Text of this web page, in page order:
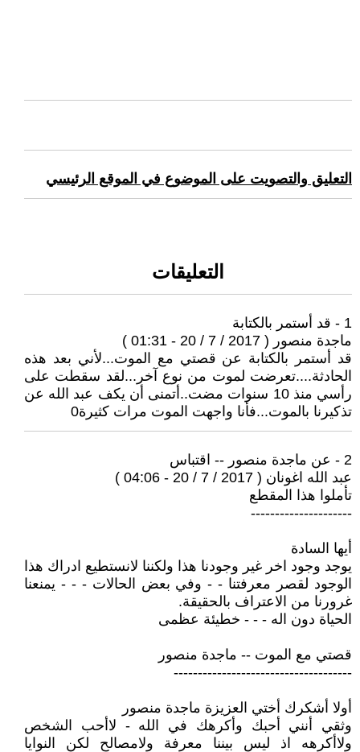
التعليق والتصويت على الموضوع في الموقع الرئيسي
التعليقات
1 - قد أستمر بالكتابة
ماجدة منصور ( 2017 / 7 / 20 - 01:31 )
قد أستمر بالكتابة عن قصتي مع الموت...لأني بعد هذه
الحادثة....تعرضت لموت من نوع آخر...لقد سقطت على
رأسي منذ 10 سنوات مضت..أتمنى أن يكف عبد الله عن
تذكيرنا بالموت...فأنا واجهت الموت مرات كثيرة0
2 - عن ماجدة منصور -- اقتباس
عبد الله اغونان ( 2017 / 7 / 20 - 04:06 )
تأملوا هذا المقطع
---------------------
أيها السادة
يوجد وجود اخر غير وجودنا هذا ولكننا لانستطيع ادراك هذا
الوجود لقصر معرفتنا - - وفي بعض الحالات - - - يمنعنا
غرورنا من الاعتراف بالحقيقة.
الحياة دون اله - - - خطيئة عظمى
قصتي مع الموت -- ماجدة منصور
-------------------------------------
أولا أشكرك أختي العزيزة ماجدة منصور
وثقي أنني أحبك وأكرهك في الله - لاأحب الشخص
ولاأكرهه اذ ليس بيننا معرفة ولامصالح لكن النوايا